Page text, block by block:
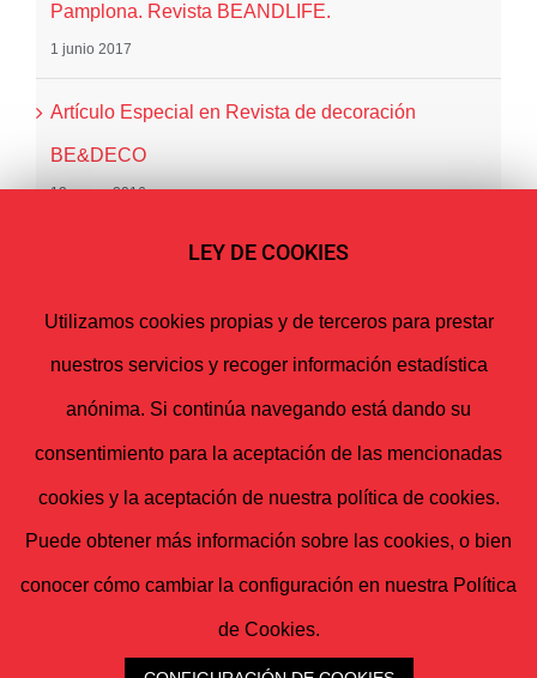
Pamplona. Revista BEANDLIFE.
1 junio 2017
Artículo Especial en Revista de decoración
BE&DECO
13 enero 2016
Artículo de prensa en el diario de Teruel: Nueva
Entrevista por el 20 Aniversario de N&N
Arquitectura Interior, para el ESP.DECO de la
revista BEANDLIFE
LEY DE COOKIES
Utilizamos cookies propias y de terceros para prestar
nuestros servicios y recoger información estadística
anónima. Si continúa navegando está dando su
consentimiento para la aceptación de las mencionadas
cookies y la aceptación de nuestra política de cookies.
Puede obtener más información sobre las cookies, o bien
conocer cómo cambiar la configuración en nuestra Política
de Cookies.